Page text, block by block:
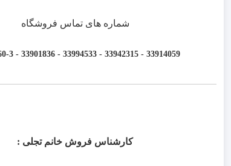
شماره های تماس فروشگاه
33914059 - 33942315 - 33994533 - 33901836 - 33999160-3 ​
کارشناس فروش خانم تجلی :